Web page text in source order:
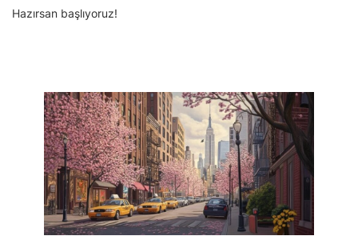
Hazırsan başlıyoruz!